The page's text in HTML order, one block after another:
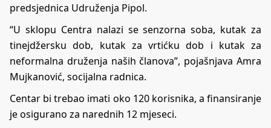
predsjednica Udruženja Pipol.
“U sklopu Centra nalazi se senzorna soba, kutak za
tinejdžersku dob, kutak za vrtićku dob i kutak za
neformalna druženja naših članova”, pojašnjava Amra
Mujkanović, socijalna radnica.
Centar bi trebao imati oko 120 korisnika, a finansiranje
je osigurano za narednih 12 mjeseci.